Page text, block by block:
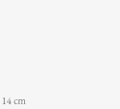
cm